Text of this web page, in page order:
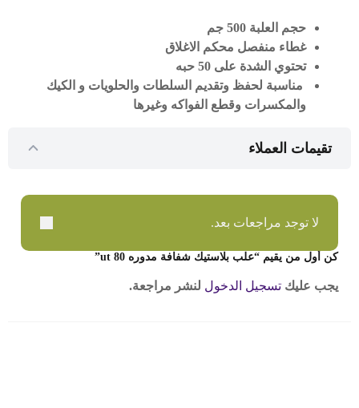
حجم العلبة 500 جم
غطاء منفصل محكم الاغلاق
تحتوي الشدة على 50 حبه
مناسبة لحفظ وتقديم السلطات والحلويات و الكيك
والمكسرات وقطع الفواكه وغيرها
تقيمات العملاء
لا توجد مراجعات بعد.
كن أول من يقيم “علب بلاستيك شفافة مدوره ut 80”
يجب عليك تسجيل الدخول لنشر مراجعة.